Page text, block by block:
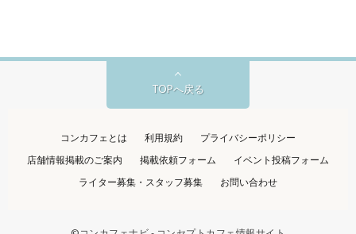
TOPへ戻る
コンカフェとは 利用規約
プライバシーポリシー
店舗情報掲載のご案内
掲載依頼フォーム
イベント投稿フォーム
ライター募集・スタッフ募集
お問い合わせ